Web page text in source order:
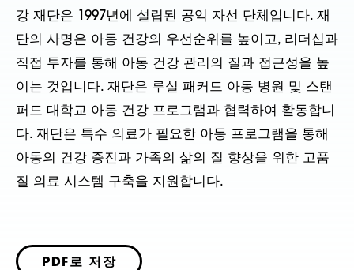
강 재단은 1997년에 설립된 공익 자선 단체입니다. 재
단의 사명은 아동 건강의 우선순위를 높이고, 리더십과
직접 투자를 통해 아동 건강 관리의 질과 접근성을 높
이는 것입니다. 재단은 루실 패커드 아동 병원 및 스탠
퍼드 대학교 아동 건강 프로그램과 협력하여 활동합니
다. 재단은 특수 의료가 필요한 아동 프로그램을 통해
아동의 건강 증진과 가족의 삶의 질 향상을 위한 고품
질 의료 시스템 구축을 지원합니다.
PDF로 저장